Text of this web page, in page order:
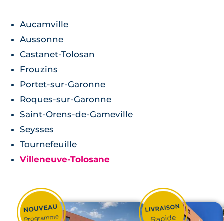
Aucamville
Aussonne
Castanet-Tolosan
Frouzins
Portet-sur-Garonne
Roques-sur-Garonne
Saint-Orens-de-Gameville
Seysses
Tournefeuille
Villeneuve-Tolosane